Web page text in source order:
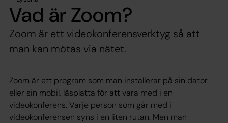
Vad är Zoom?
Zoom är ett videokonferensverktyg så att
man kan mötas via nätet.
Zoom är ett program som man installerar på sin dator
eller sin mobil, läsplatta för att vara med i en
videokonferens. Varje person som går med i
videokonferensen syns i en liten rutan. Men man